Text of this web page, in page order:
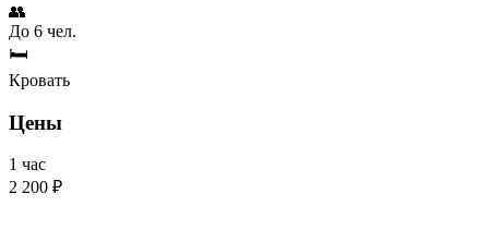
👥
До 6 чел.
🛏
Кровать
Цены
1 час
2 200 ₽